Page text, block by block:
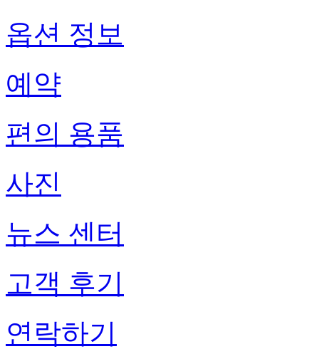
옵션 정보
예약
편의 용품
사진
뉴스 센터
고객 후기
연락하기